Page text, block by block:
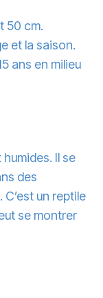
50 cm.
et la saison.
ans en milieu
Il se
des
un reptile
se montrer